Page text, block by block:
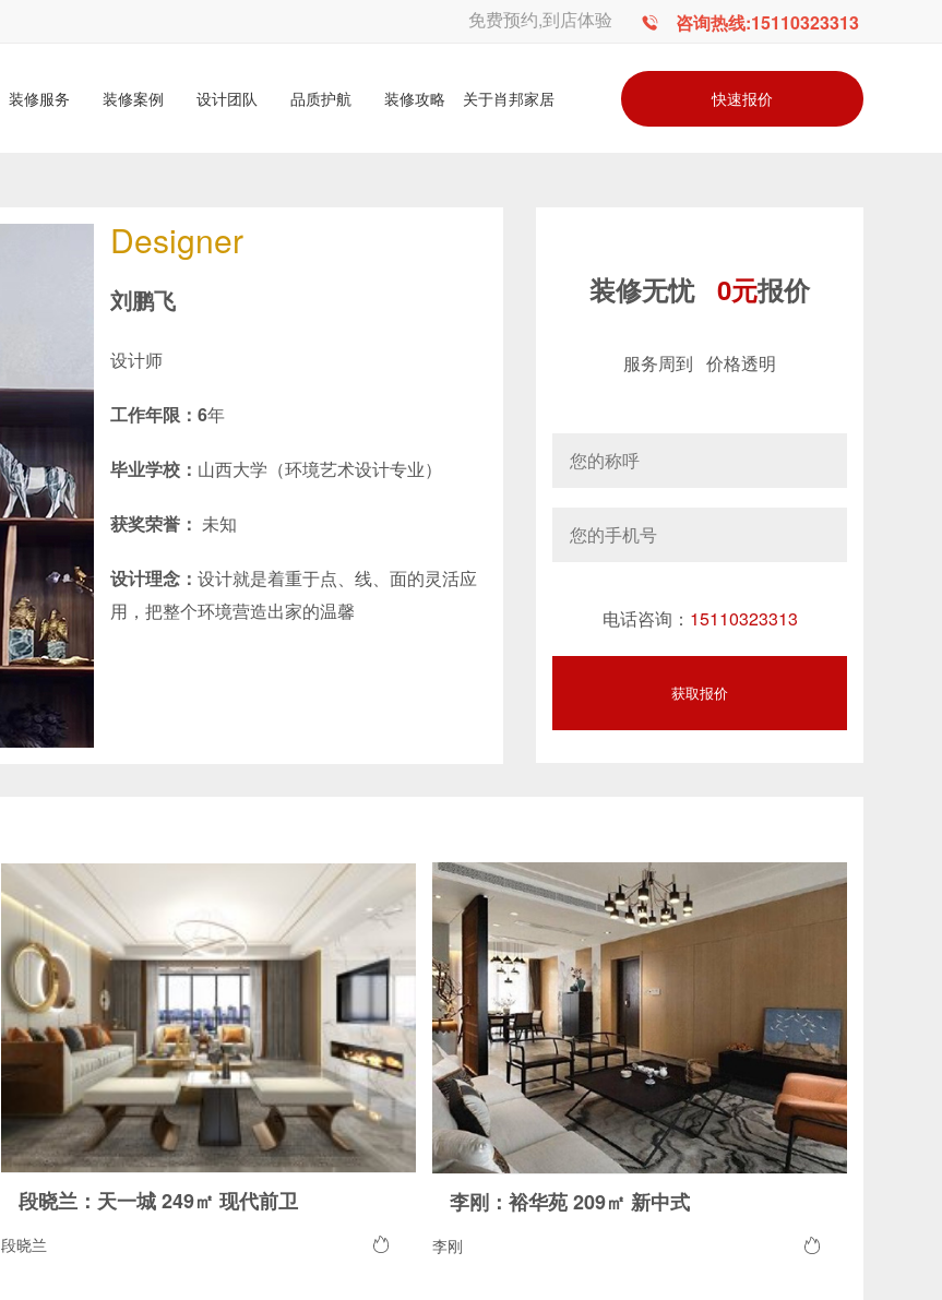
免费预约,到店体验 咨询热线:15110323313
装修服务 装修案例 设计团队 品质护航 装修攻略 关于肖邦家居 快速报价
装修无忧 0元报价
服务周到 价格透明
电话咨询： 15110323313
获取报价
Designer
刘鹏飞
设计师
工作年限：6年
毕业学校： 山西大学（环境艺术设计专业）
获奖荣誉： 未知
设计理念： 设计就是着重于点、线、面的灵活应
用，把整个环境营造出家的温馨
段晓兰：天一城 249㎡ 现代前卫
段晓兰
李刚：裕华苑 209㎡ 新中式
李刚